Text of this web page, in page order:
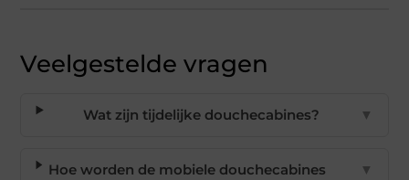
Veelgestelde vragen
Wat zijn tijdelijke douchecabines? ▼
Hoe worden de mobiele douchecabines
▼